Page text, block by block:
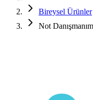
Bireysel Ürünler
Not Danışmanım